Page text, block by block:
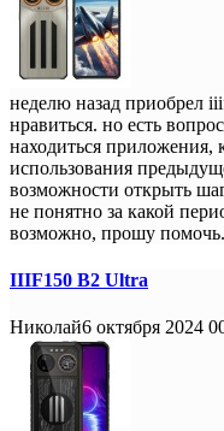
неделю назад приобрел
нравиться. но есть
находиться приложения,
использования
возможности открыть
не понятно за какой
возможно, прошу
IIIF150 B2 Ultra
Николай6 октября 2024